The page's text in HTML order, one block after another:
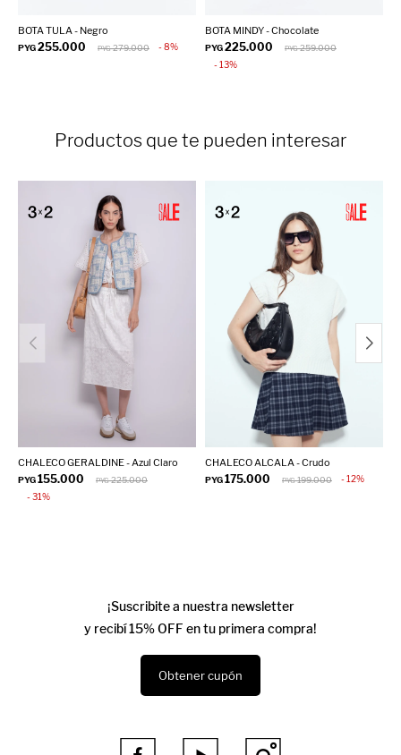
BOTA TULA - Negro
PYG255.000 PYG 279.000 8
BOTA MINDY - Chocolate
PYG225.000 PYG 259.000
13
Productos que te pueden interesar
CHALECO GERALDINE - Azul Claro
PYG155.000 PYG 225.000
31
CHALECO ALCALA - Crudo
PYG175.000 PYG 199.000 12
¡Suscribite a nuestra newsletter
y recibí 15% OFF en tu primera compra!
Obtener cupón